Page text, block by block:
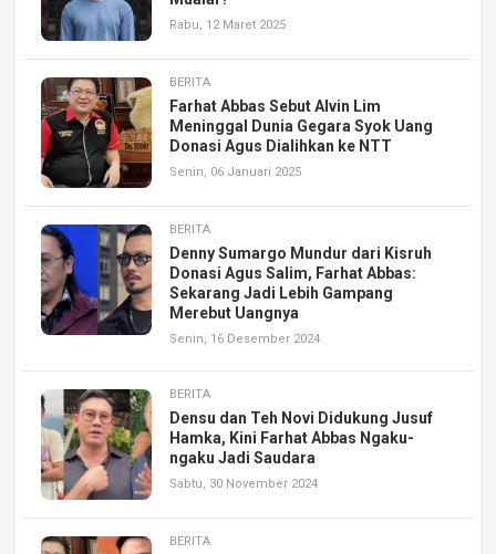
Rabu, 12 Maret 2025
BERITA
Farhat Abbas Sebut Alvin Lim
Meninggal Dunia Gegara Syok Uang
Donasi Agus Dialihkan ke NTT
Senin, 06 Januari 2025
BERITA
Denny Sumargo Mundur dari Kisruh
Donasi Agus Salim, Farhat Abbas:
Sekarang Jadi Lebih Gampang
Merebut Uangnya
Senin, 16 Desember 2024
BERITA
Densu dan Teh Novi Didukung Jusuf
Hamka, Kini Farhat Abbas Ngaku-
ngaku Jadi Saudara
Sabtu, 30 November 2024
BERITA